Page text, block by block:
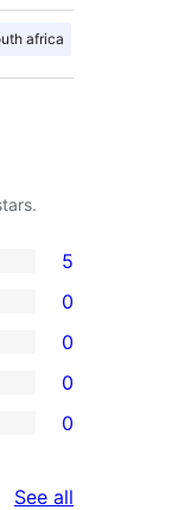
africa
5
0
0
0
0
See all